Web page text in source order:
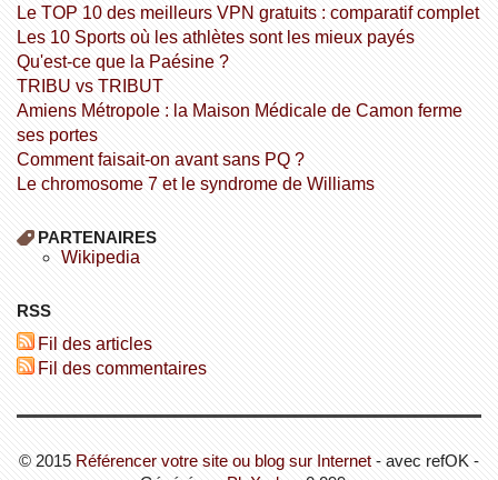
Le TOP 10 des meilleurs VPN gratuits : comparatif complet
Les 10 Sports où les athlètes sont les mieux payés
Qu'est-ce que la Paésine ?
TRIBU vs TRIBUT
Amiens Métropole : la Maison Médicale de Camon ferme
ses portes
Comment faisait-on avant sans PQ ?
Le chromosome 7 et le syndrome de Williams
PARTENAIRES
wikipedia
RSS
Fil des articles
Fil des commentaires
© 2015 Référencer votre site ou blog sur Internet - avec refOK -